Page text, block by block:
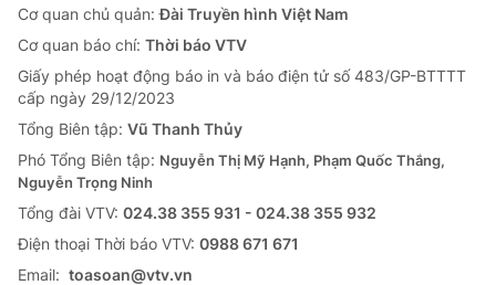
Cơ quan chủ quản:Đài Truyền hình Việt Nam
Cơ quan báo chí: Thời báo VTV
Giấy phép hoạt động báo in và báo điện tử số 483/GP-BTTTT
cấp ngày 29/12/2023
Tổng Biên tập: Vũ Thanh Thủy
Phó Tổng Biên tập: Nguyễn Thị Mỹ Hạnh, Phạm Quốc Thắng,
Nguyễn Trọng Ninh
Tổng đài VTV: 024.38 355 931 - 024.38 355 932
Ðiện thoại Thời báo VTV: 0988 671 671
Email: toasoan@vtv.vn